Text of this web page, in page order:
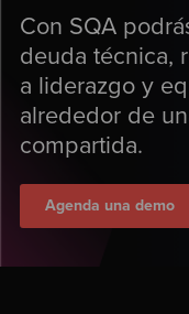
Con SQA
deuda técnica,
a liderazgo y
alrededor de
compartida.
Agenda una demo